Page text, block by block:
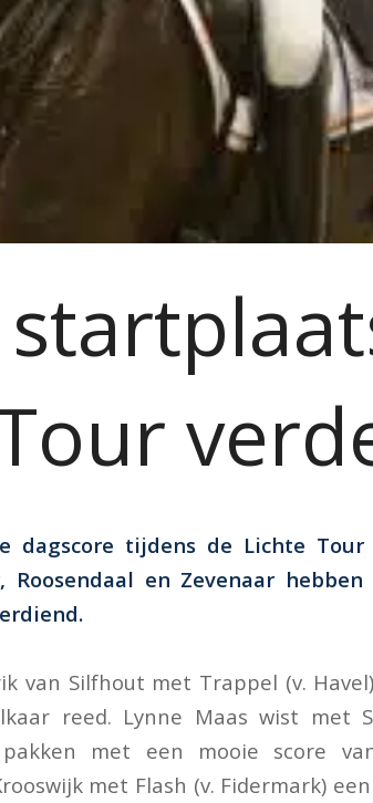
dagscore tijdens de Lichte
Roosendaal en Zevenaar
van Silfhout met Trappel (v.
reed. Lynne Maas wist met
met een mooie score
met Flash (v. Fidermark)